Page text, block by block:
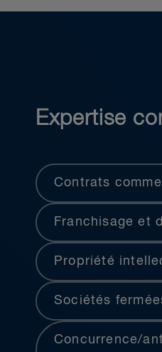
Expertise
Contrats
Franchisage et
Propriété
Sociétés
Concurrence/